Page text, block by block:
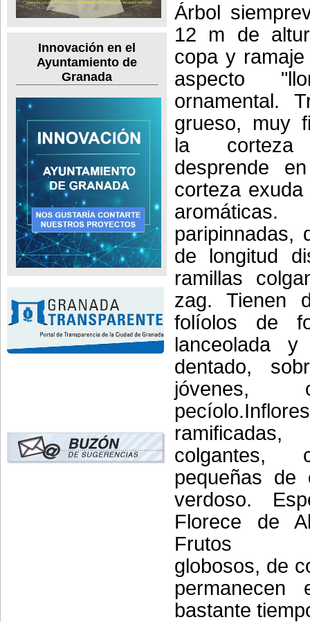
Innovación en el
Ayuntamiento de
Granada
Árbol
12 m de
copa y
aspecto
ornamental.
grueso, muy
la
desprende
corteza
paripinnadas,
de longitud
ramillas
zag. Tienen
folíolos de
lanceolada
dentado,
jóvenes,
colgantes,
pequeñas de
verdoso.
Florece de
Frutos
globosos, de
bastante